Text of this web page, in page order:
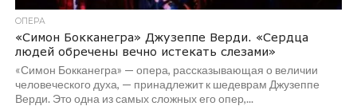
ОПЕРА
«Симон Бокканегра» Джузеппе Верди. «Сердца
людей обречены вечно истекать слезами»
«Симон Бокканегра» — опера, рассказывающая о величии
человеческого духа, — принадлежит к шедеврам Джузеппе
Верди. Это одна из самых сложных его опер,...